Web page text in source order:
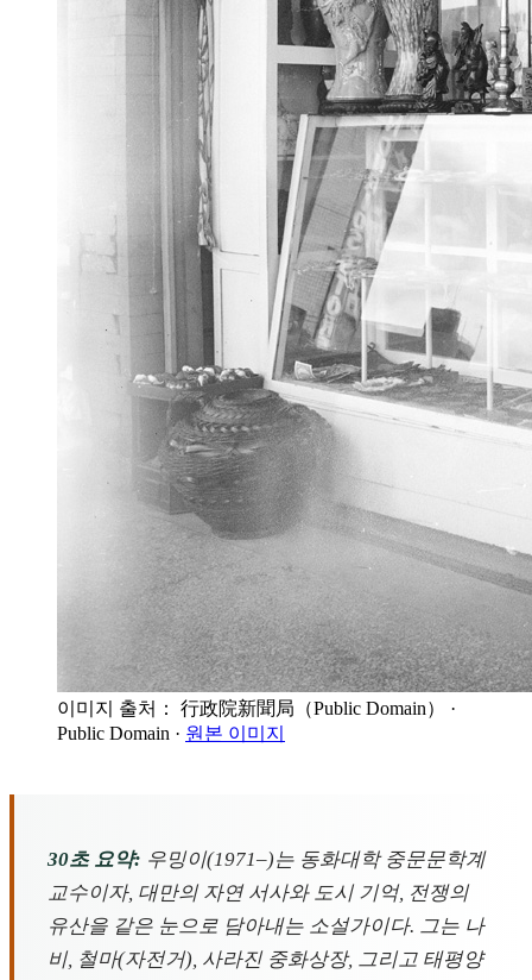
이미지 출처： 行政院新聞局（Public Domain） ·
Public Domain · 원본 이미지
30초 요약: 우밍이(1971–)는 동화대학 중문문학계
교수이자, 대만의 자연 서사와 도시 기억, 전쟁의
유산을 같은 눈으로 담아내는 소설가이다. 그는 나
비, 철마(자전거), 사라진 중화상장, 그리고 태평양